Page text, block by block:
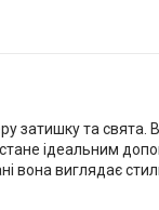
затишку та свята.
стане ідеальним
вона виглядає